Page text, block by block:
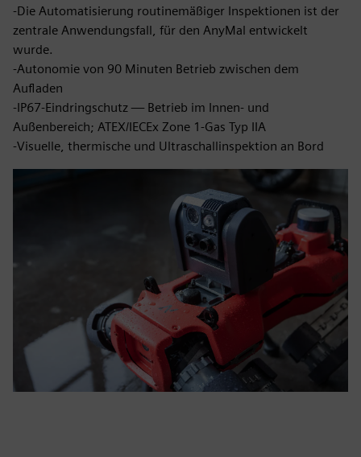
-Die Automatisierung routinemäßiger Inspektionen ist der
zentrale Anwendungsfall, für den AnyMal entwickelt
wurde.
-Autonomie von 90 Minuten Betrieb zwischen dem
Aufladen
-IP67-Eindringschutz — Betrieb im Innen- und
Außenbereich; ATEX/IECEx Zone 1-Gas Typ IIA
-Visuelle, thermische und Ultraschallinspektion an Bord